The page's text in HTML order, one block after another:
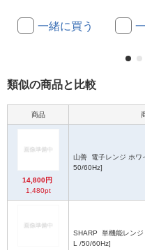
一緒に買う
類似の商品と比較
商品
14,800円
1,480pt
山善
50/60Hz]
SHARP
L /50/60Hz]